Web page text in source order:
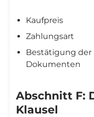
Kaufpreis
Zahlungsart
Bestätigung der
Dokumenten
Abschnitt F:
Klausel